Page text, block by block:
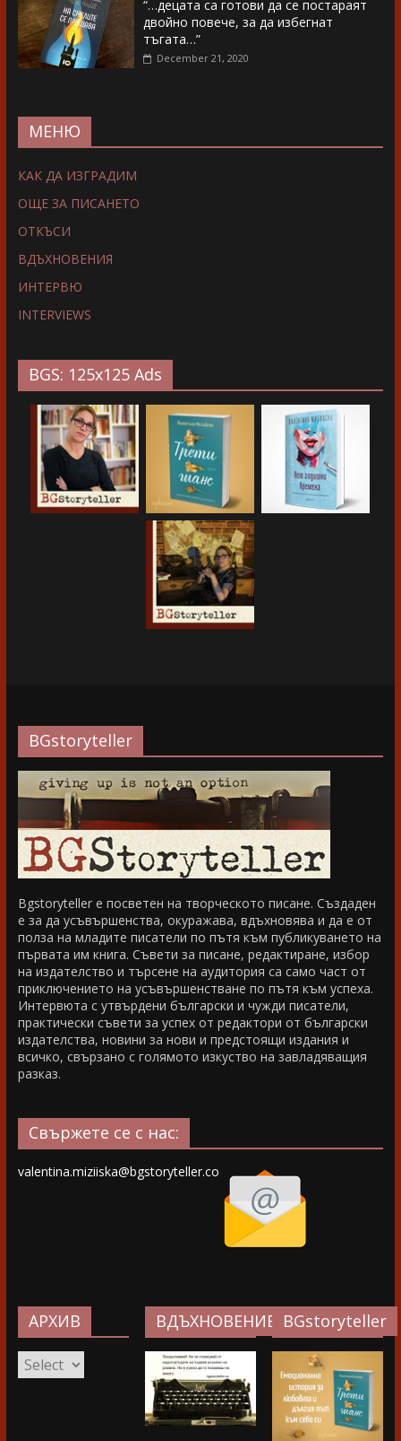
“…децата са готови да се постараят
двойно повече, за да избегнат
тъгата…”
December 21, 2020
МЕНЮ
КАК ДА ИЗГРАДИМ
ОЩЕ ЗА ПИСАНЕТО
ОТКЪСИ
ВДЪХНОВЕНИЯ
ИНТЕРВЮ
INTERVIEWS
BGS: 125x125 Ads
BGstoryteller
Bgstoryteller е посветен на творческото писане. Създаден
е за да усъвършенства, окуражава, вдъхновява и да е от
полза на младите писатели по пътя към публикуването на
първата им книга. Съвети за писане, редактиране, избор
на издателство и търсене на аудитория са само част от
приключението на усъвършенстване по пътя към успеха.
Интервюта с утвърдени български и чужди писатели,
практически съвети за успех от редактори от български
издателства, новини за нови и предстоящи издания и
всичко, свързано с голямото изкуство на завладяващия
разказ.
Свържете се с нас:
valentina.miziiska@bgstoryteller.co
АРХИВ
АРХИВ
ВДЪХНОВЕНИЕ…BGstoryteller